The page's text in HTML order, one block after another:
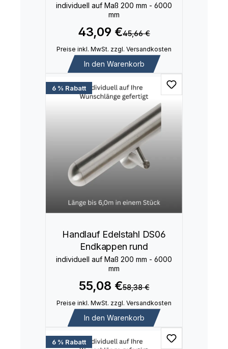
individuell auf Maß 200 mm - 6000
mm
43,09 €45,66 €
Preise inkl. MwSt. zzgl. Versandkosten
In den Warenkorb
6 % Rabatt
Handlauf Edelstahl DS06
Endkappen rund
individuell auf Maß 200 mm - 6000
mm
55,08 €58,38 €
Preise inkl. MwSt. zzgl. Versandkosten
In den Warenkorb
6 % Rabatt